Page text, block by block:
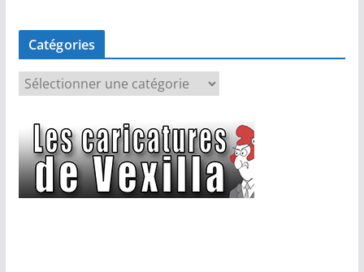
Catégories
é
g
o
r